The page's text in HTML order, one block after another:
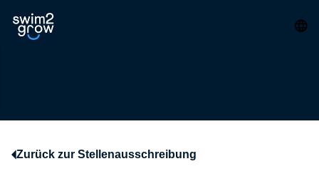
Zurück zur Stellenausschreibung